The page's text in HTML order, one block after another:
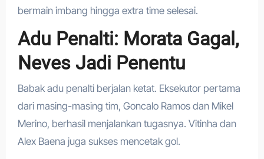
bermain imbang hingga extra time selesai.
Adu Penalti: Morata Gagal,
Neves Jadi Penentu
Babak adu penalti berjalan ketat. Eksekutor pertama
dari masing-masing tim, Goncalo Ramos dan Mikel
Merino, berhasil menjalankan tugasnya. Vitinha dan
Alex Baena juga sukses mencetak gol.